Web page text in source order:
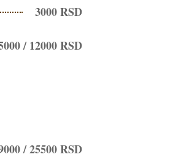
3000 RSD
/ 12000 RSD
/ 25500 RSD